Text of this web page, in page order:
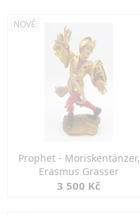
NOVÉ
Prophet - Moriskentänzer,
Erasmus Grasser
3 500 Kč